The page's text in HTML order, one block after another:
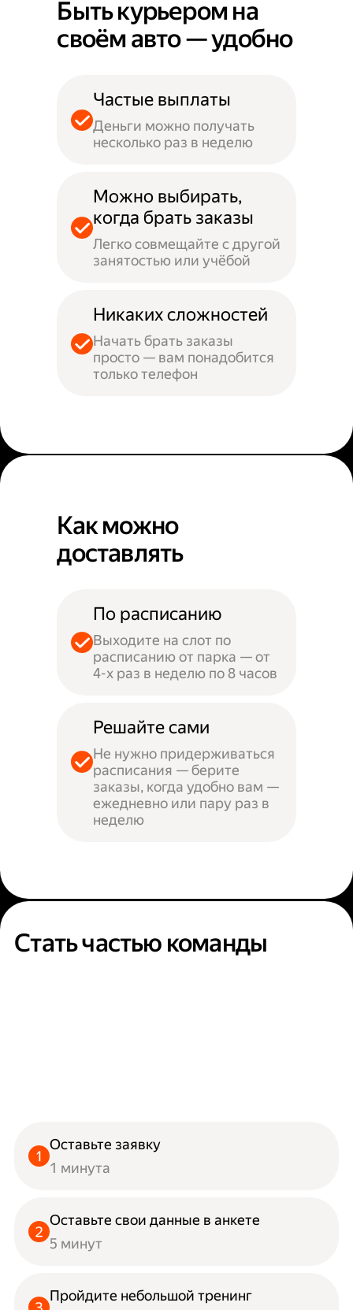
Быть курьером на
своём авто — удобно
Частые выплаты
Деньги можно получать
несколько раз в неделю
Можно выбирать,
когда брать заказы
Легко совмещайте с другой
занятостью или учёбой
Никаких сложностей
Начать брать заказы
просто — вам понадобится
только телефон
Как можно
доставлять
По расписанию
Выходите на слот по
расписанию от парка — от
4-х раз в неделю по 8 часов
Решайте сами
Не нужно придерживаться
расписания — берите
заказы, когда удобно вам —
ежедневно или пару раз в
неделю
Стать частью команды
Оставьте заявку
1 минута
Оставьте свои данные в анкете
5 минут
Пройдите небольшой тренинг